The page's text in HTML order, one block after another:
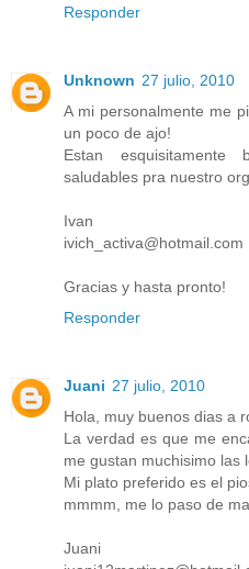
Responder
Unknown 27 julio, 2010
A mi personalmente me
un poco de ajo!
Estan
saludables pra nuestro
Ivan
ivich_activa@hotmail.com
Gracias y hasta pronto!
Responder
Juani 27 julio, 2010
Hola, muy buenos dias a
La verdad es que me
me gustan muchisimo las
Mi plato preferido es el
mmmm, me lo paso de
Juani